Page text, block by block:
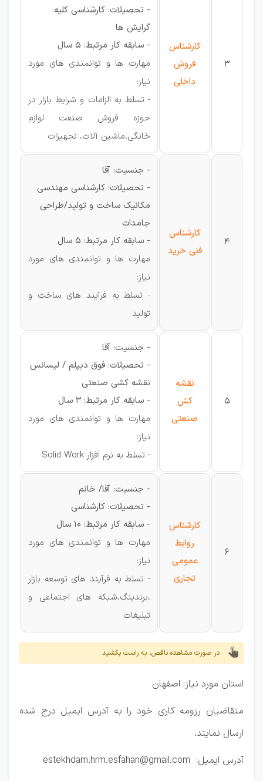
3
کارشناس
فروش
داخلی
- تحصیلات: کارشناسی کلیه
گرایش ها
- سابقه کار مرتبط: 5 سال
مهارت ها و توانمندی های مورد
نیاز:
- تسلط به الزامات و شرایط بازار در
حوزه فروش صنعت لوازم
خانگی،ماشین آلات، تجهیزات
4
کارشناس
فنی خرید
- جنسیت: آقا
- تحصیلات: کارشناسی مهندسی
مکانیک ساخت و تولید/طراحی
جامدات
- سابقه کار مرتبط: 5 سال
مهارت ها و توانمندی های مورد
نیاز:
- تسلط به فرآیند های ساخت و
تولید
5
نقشه
کش
صنعتی
- جنسیت: آقا
- تحصیلات: فوق دیپلم / لیسانس
نقشه کشی صنعتی
- سابقه کار مرتبط: 3 سال
مهارت ها و توانمندی های مورد
نیاز:
- تسلط به نرم افزار Solid Work
6
کارشناس
روابط
عمومی
تجاری
- جنسیت: آقا/ خانم
- تحصیلات: کارشناسی
- سابقه کار مرتبط: 10 سال
مهارت ها و توانمندی های مورد
نیاز:
- تسلط به فرآیند های توسعه بازار
،برندینگ،شبکه های اجتماعی و
تبلیغات
در صورت مشاهده ناقص، به راست بکشید
استان مورد نیاز: اصفهان
متقاضیان رزومه کاری خود را به آدرس ایمیل درج شده
ارسال نمایند.
آدرس ایمیل: estekhdam.hrm.esfahan@gmail.com